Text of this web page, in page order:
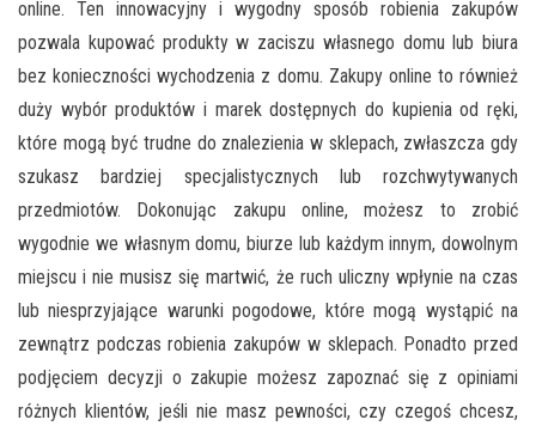
online. Ten innowacyjny i wygodny sposób robienia zakupów
pozwala kupować produkty w zaciszu własnego domu lub biura
bez konieczności wychodzenia z domu. Zakupy online to również
duży wybór produktów i marek dostępnych do kupienia od ręki,
które mogą być trudne do znalezienia w sklepach, zwłaszcza gdy
szukasz bardziej specjalistycznych lub rozchwytywanych
przedmiotów. Dokonując zakupu online, możesz to zrobić
wygodnie we własnym domu, biurze lub każdym innym, dowolnym
miejscu i nie musisz się martwić, że ruch uliczny wpłynie na czas
lub niesprzyjające warunki pogodowe, które mogą wystąpić na
zewnątrz podczas robienia zakupów w sklepach. Ponadto przed
podjęciem decyzji o zakupie możesz zapoznać się z opiniami
różnych klientów, jeśli nie masz pewności, czy czegoś chcesz,